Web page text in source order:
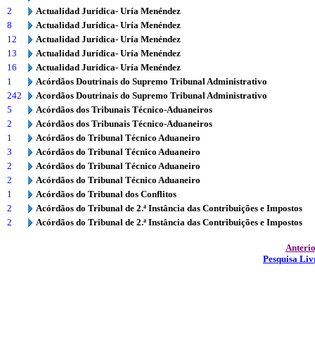
2
Actualidad Jurídica- Uría Menéndez
8
Actualidad Jurídica- Uría Menéndez
12
Actualidad Jurídica- Uría Menéndez
13
Actualidad Jurídica- Uría Menéndez
16
Actualidad Jurídica- Uría Menéndez
1
Acórdãos Doutrinais do Supremo Tribunal Administrativo
242
Acordãos Doutrinais do Supremo Tribunal Administrativo
5
Acórdãos dos Tribunais Técnico-Aduaneiros
2
Acórdãos dos Tribunais Técnico-Aduaneiros
1
Acórdãos do Tribunal Técnico Aduaneiro
3
Acórdãos do Tribunal Técnico Aduaneiro
2
Acórdãos do Tribunal Técnico Aduaneiro
2
Acórdãos do Tribunal Técnico Aduaneiro
1
Acórdãos do Tribunal dos Conflitos
2
Acórdãos do Tribunal de 2.ª Instância das Contribuições e Impostos
2
Acórdãos do Tribunal de 2.ª Instância das Contribuições e Impostos
Pesquisa